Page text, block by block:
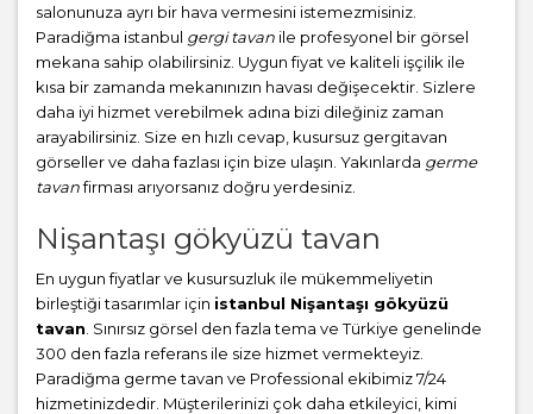
salonunuza ayrı bir hava vermesini istemezmisiniz.
Paradiğma istanbul gergi tavan ile profesyonel bir görsel
mekana sahip olabilirsiniz. Uygun fiyat ve kaliteli işçilik ile
kısa bir zamanda mekanınızın havası değişecektir. Sizlere
daha iyi hizmet verebilmek adına bizi dileğiniz zaman
arayabilirsiniz. Size en hızlı cevap, kusursuz gergitavan
görseller ve daha fazlası için bize ulaşın. Yakınlarda germe
tavanfirması arıyorsanız doğru yerdesiniz.
Nişantaşı gökyüzü tavan
En uygun fiyatlar ve kusursuzluk ile mükemmeliyetin
birleştiği tasarımlar için istanbul Nişantaşı gökyüzü
tavan . Sınırsız görsel den fazla tema ve Türkiye genelinde
300 den fazla referans ile size hizmet vermekteyiz.
Paradiğma germe tavan ve Professional ekibimiz 7/24
hizmetinizdedir. Müşterilerinizi çok daha etkileyici, kimi